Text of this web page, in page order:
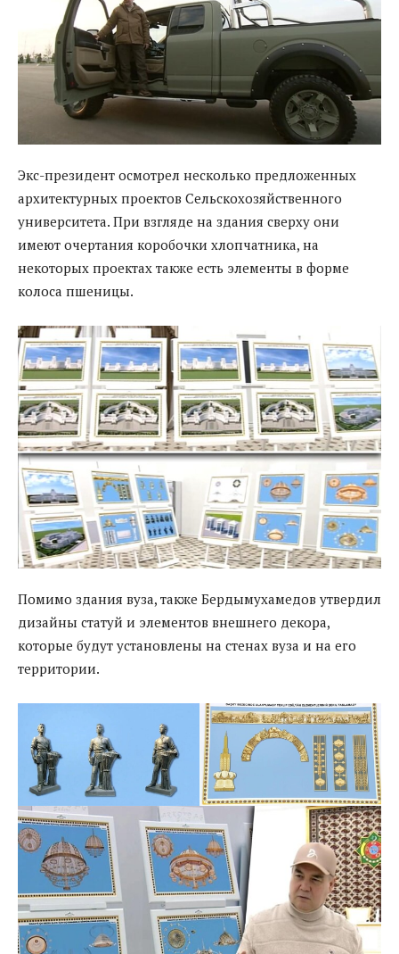
Экс-президент осмотрел несколько предложенных
архитектурных проектов Сельскохозяйственного
университета. При взгляде на здания сверху они
имеют очертания коробочки хлопчатника, на
некоторых проектах также есть элементы в форме
колоса пшеницы.
Помимо здания вуза, также Бердымухамедов утвердил
дизайны статуй и элементов внешнего декора,
которые будут установлены на стенах вуза и на его
территории.